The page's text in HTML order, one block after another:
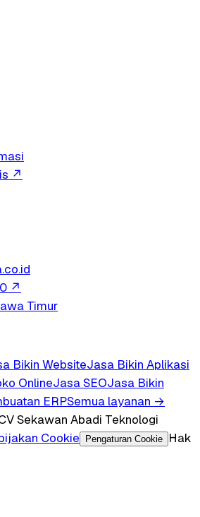
↗
↗
Timur
Bikin WebsiteJasa Bikin Aplikasi
OnlineJasa SEOJasa Bikin
ERPSemua layanan →
Sekawan Abadi Teknologi
Cookie Pengaturan Cookie
Hak